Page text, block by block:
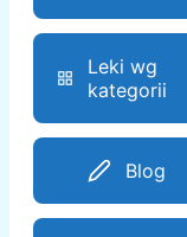
Leki wg
kategorii
Blog